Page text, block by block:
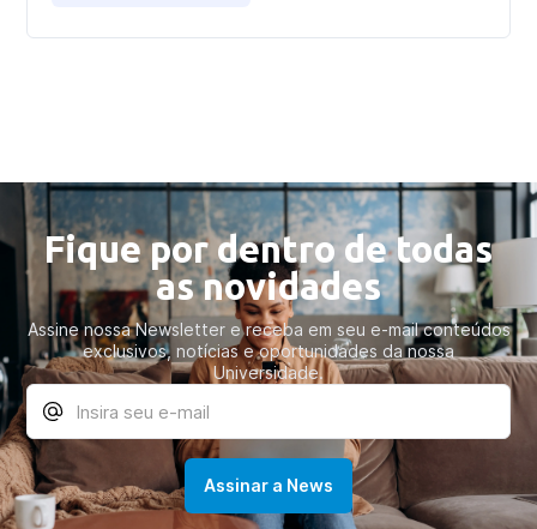
Fique por dentro de todas
as novidades
Assine nossa Newsletter e receba em seu e-mail conteúdos
exclusivos, notícias e oportunidades da nossa
Universidade.